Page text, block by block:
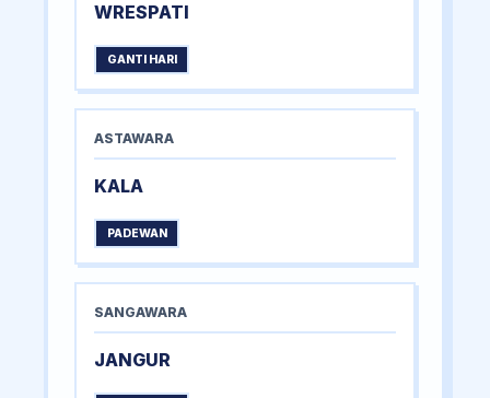
WRESPATI
GANTI HARI
ASTAWARA
KALA
PADEWAN
SANGAWARA
JANGUR